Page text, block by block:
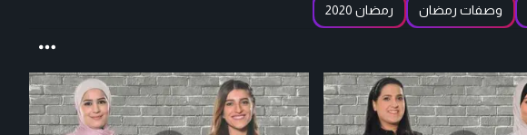
وصفات رمضان رمضان 2020